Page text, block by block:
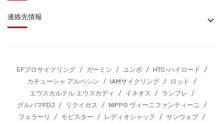
連絡先情報
EFプロサイクリング / ガーミン / ユンボ / HTC-ハイロード
/
カチューシャ アルペシン
/ IAMサイクリング / ロット
/
エウスカルテル エウスカディ
/ イネオス / ランプレ
/
グルパマFDJ
/ リクイガス / NIPPO ヴィーニファンティーニ
/
フェラーリ
/ モビスター / レディオシャック / サンウェブ /